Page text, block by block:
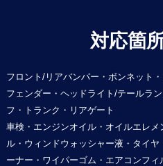
対応箇
フロント/リアバンパー・ボンネット
フェンダー・ヘッドライト/テールラ
フ・トランク・リアゲート
車検・エンジンオイル・オイルエレ
ル・ウィンドウォッシャー液・タイ
ーナー・ワイパーゴム・エアコンフ